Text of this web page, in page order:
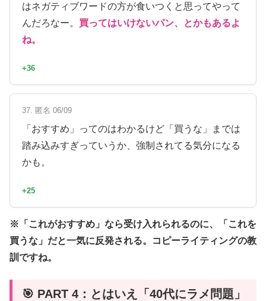
はネガティブワードの方が食いつくと思ってやって
んだろなー。 買ってはいけないパン、とかもあるよ
ね。
+36
37. 匿名 06/09
「おすすめ」ってのはわかるけど「買うな」までは
踏み込みすぎっていうか、強制されてる気分になる
かも。
+25
※「これがおすすめ」なら受け入れられるのに、「これを
買うな」だと一気に反発される。コピーライティングの教
訓ですね。
🎯 PART 4：とはいえ「40代にラメ問題」